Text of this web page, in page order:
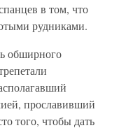
в том, что
рудниками.
обширного
прославивший
того, чтобы дать